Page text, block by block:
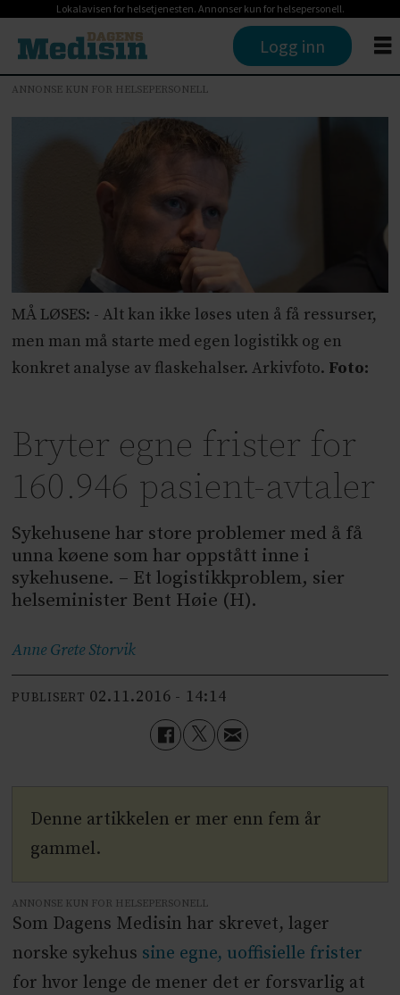
Lokalavisen for helsetjenesten. Annonser kun for helsepersonell.
Logg inn
ANNONSE KUN FOR HELSEPERSONELL
MÅ LØSES: - Alt kan ikke løses uten å få ressurser,
men man må starte med egen logistikk og en
konkret analyse av flaskehalser. Arkivfoto. Foto:
Bryter egne frister for
160.946 pasient-avtaler
Sykehusene har store problemer med å få
unna køene som har oppstått inne i
sykehusene. – Et logistikkproblem, sier
helseminister Bent Høie (H).
Anne Grete Storvik
PUBLISERT 02.11.2016 - 14:14
Denne artikkelen er mer enn fem år
gammel.
ANNONSE KUN FOR HELSEPERSONELL
Som Dagens Medisin har skrevet, lager
norske sykehus sine egne, uoffisielle frister
for hvor lenge de mener det er forsvarlig at